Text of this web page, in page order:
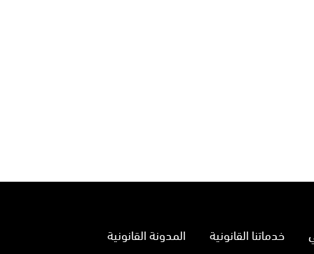
خدماتنا القانونية
المدونة القانونية